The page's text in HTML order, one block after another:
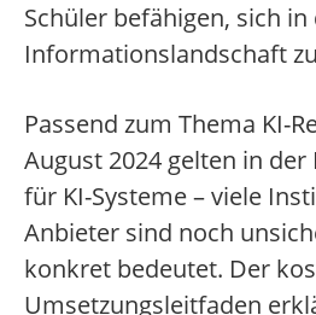
Schüler befähigen, sich
Informationslandschaft
Passend zum Thema KI-
August 2024 gelten in der
für KI-Systeme – viele
Anbieter sind noch
konkret bedeutet. Der
Umsetzungsleitfaden